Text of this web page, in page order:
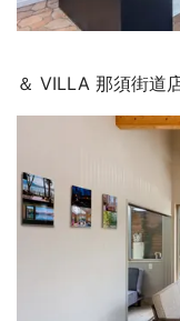
＆ VILLA 那須街道